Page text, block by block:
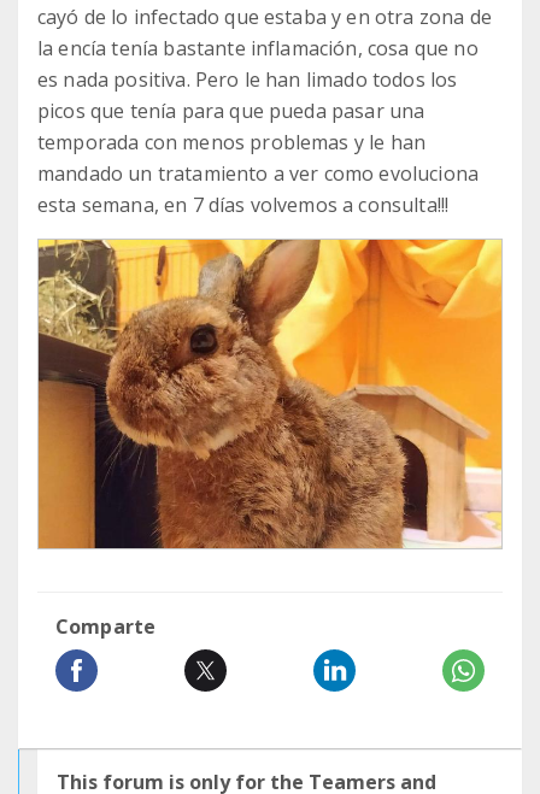
cayó de lo infectado que estaba y en otra zona de
la encía tenía bastante inflamación, cosa que no
es nada positiva. Pero le han limado todos los
picos que tenía para que pueda pasar una
temporada con menos problemas y le han
mandado un tratamiento a ver como evoluciona
esta semana, en 7 días volvemos a consulta!!!
Comparte
This forum is only for the Teamers and